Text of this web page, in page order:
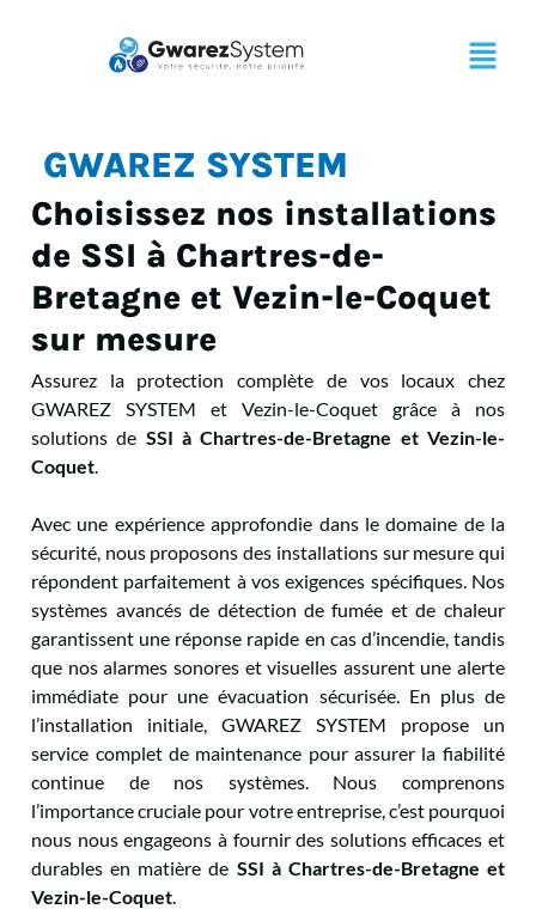
GWAREZ SYSTEM
Choisissez nos installations
de SSI à Chartres-de-
Bretagne et Vezin-le-Coquet
sur mesure
Assurez la protection complète de vos locaux chez
GWAREZ SYSTEM et Vezin-le-Coquet grâce à nos
solutions de SSI à Chartres-de-Bretagne et Vezin-le-
Coquet.
Avec une expérience approfondie dans le domaine de la
sécurité, nous proposons des installations sur mesure qui
répondent parfaitement à vos exigences spécifiques. Nos
systèmes avancés de détection de fumée et de chaleur
garantissent une réponse rapide en cas d’incendie, tandis
que nos alarmes sonores et visuelles assurent une alerte
immédiate pour une évacuation sécurisée. En plus de
l’installation initiale, GWAREZ SYSTEM propose un
service complet de maintenance pour assurer la fiabilité
continue de nos systèmes. Nous comprenons
l’importance cruciale pour votre entreprise, c’est pourquoi
nous nous engageons à fournir des solutions efficaces et
durables en matière de SSI à Chartres-de-Bretagne et
Vezin-le-Coquet.